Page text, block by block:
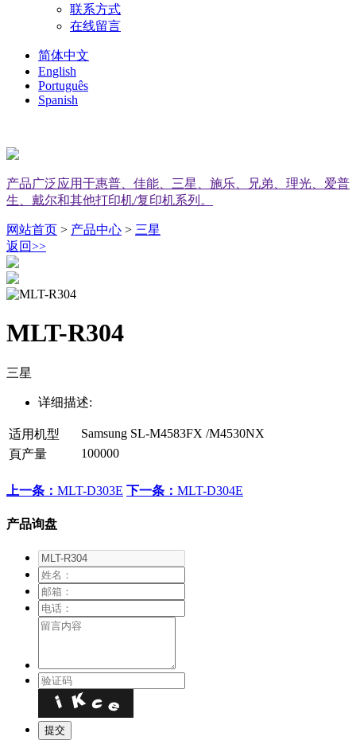
联系方式
在线留言
简体中文
English
Português
Spanish
产品广泛应用于惠普、佳能、三星、施乐、兄弟、理光、爱普
生、戴尔和其他打印机/复印机系列。
网站首页 > 产品中心 > 三星
返回>>
MLT-R304
三星
详细描述:
适用机型
Samsung SL-M4583FX /M4530NX
頁产量
100000
上一条： MLT-D303E 下一条： MLT-D304E
产品询盘